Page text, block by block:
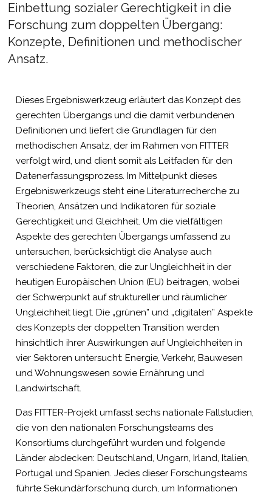
Einbettung sozialer Gerechtigkeit in die
Forschung zum doppelten Übergang:
Konzepte, Definitionen und methodischer
Ansatz.
Dieses Ergebniswerkzeug erläutert das Konzept des
gerechten Übergangs und die damit verbundenen
Definitionen und liefert die Grundlagen für den
methodischen Ansatz, der im Rahmen von FITTER
verfolgt wird, und dient somit als Leitfaden für den
Datenerfassungsprozess. Im Mittelpunkt dieses
Ergebniswerkzeugs steht eine Literaturrecherche zu
Theorien, Ansätzen und Indikatoren für soziale
Gerechtigkeit und Gleichheit. Um die vielfältigen
Aspekte des gerechten Übergangs umfassend zu
untersuchen, berücksichtigt die Analyse auch
verschiedene Faktoren, die zur Ungleichheit in der
heutigen Europäischen Union (EU) beitragen, wobei
der Schwerpunkt auf struktureller und räumlicher
Ungleichheit liegt. Die „grünen” und „digitalen” Aspekte
des Konzepts der doppelten Transition werden
hinsichtlich ihrer Auswirkungen auf Ungleichheiten in
vier Sektoren untersucht: Energie, Verkehr, Bauwesen
und Wohnungswesen sowie Ernährung und
Landwirtschaft.
Das FITTER-Projekt umfasst sechs nationale Fallstudien,
die von den nationalen Forschungsteams des
Konsortiums durchgeführt wurden und folgende
Länder abdecken: Deutschland, Ungarn, Irland, Italien,
Portugal und Spanien. Jedes dieser Forschungsteams
führte Sekundärforschung durch, um Informationen